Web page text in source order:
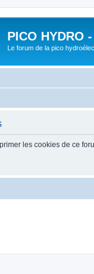
PICO HYDRO
Le forum de la pico
les cookies de ce